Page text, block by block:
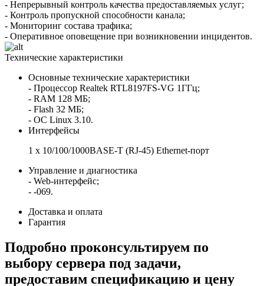
- Непрерывный контроль качества предоставляемых услуг;
- Контроль пропускной способности канала;
- Мониторинг состава трафика;
- Оперативное оповещение при возникновении инцидентов.
Технические характеристики
Основные технические характеристики
- Процессор Realtek RTL8197FS-VG 1ГГц;
- RAM 128 МБ;
- Flash 32 МБ;
- ОС Linux 3.10.
Интерфейсы
1 x 10/100/1000BASE-T (RJ-45) Ethernet-порт
Управление и диагностика
- Web-интерфейс;
- -069.
Доставка и оплата
Гарантия
Подробно проконсультируем по
выбору сервера под задачи,
предоставим спецификацию и цену